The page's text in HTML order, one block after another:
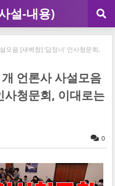
설-내용)
모음 [새벽창] ‘답정너’ 인사청문회,
언론사 사설모음
사청문회, 이대로는
0